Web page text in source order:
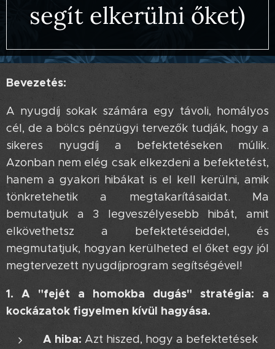
segít elkerülni őket)
Bevezetés:
A nyugdíj sokak számára egy távoli, homályos
cél, de a bölcs pénzügyi tervezők tudják, hogy a
sikeres nyugdíj a befektetéseken múlik.
Azonban nem elég csak elkezdeni a befektetést,
hanem a gyakori hibákat is el kell kerülni, amik
tönkretehetik a megtakarításaidat. Ma
bemutatjuk a 3 legveszélyesebb hibát, amit
elkövethetsz a befektetéseiddel, és
megmutatjuk, hogyan kerülheted el őket egy jól
megtervezett nyugdíjprogram segítségével!
1. A "fejét a homokba dugás" stratégia: a
kockázatok figyelmen kívül hagyása.
A hiba: Azt hiszed, hogy a befektetések